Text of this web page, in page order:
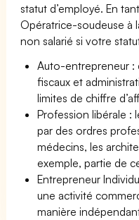
statut d’employé. En
Opératrice-soudeuse à
non salarié si votre
Auto-entrepreneur :
fiscaux et
limites de chiffre
Profession libérale :
par des ordres
médecins, les
exemple, partie de
Entrepreneur
une activité
manière